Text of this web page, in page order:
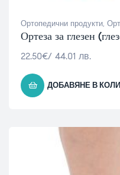
Ортопедични продукти,
Ортеза за глезен
22.50€/ 44.01 лв.
ДОБАВЯНЕ В